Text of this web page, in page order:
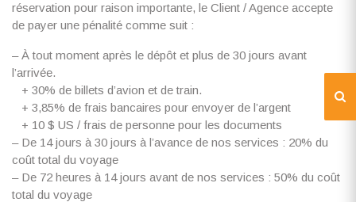
réservation pour raison importante, le Client / Agence accepte
de payer une pénalité comme suit :
– À tout moment après le dépôt et plus de 30 jours avant
l’arrivée.
+ 30% de billets d’avion et de train.
+ 3,85% de frais bancaires pour envoyer de l’argent
+ 10 $ US / frais de personne pour les documents
– De 14 jours à 30 jours à l’avance de nos services : 20% du
coût total du voyage
– De 72 heures à 14 jours avant de nos services : 50% du coût
total du voyage